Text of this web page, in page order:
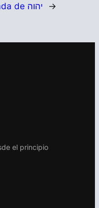
mirada de יהוה
→
el principio